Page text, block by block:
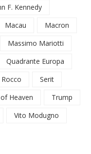
F. Kennedy
Macau
Macron
Massimo Mariotti
Quadrante Europa
Rocco
Serit
Heaven
Trump
Vito Modugno